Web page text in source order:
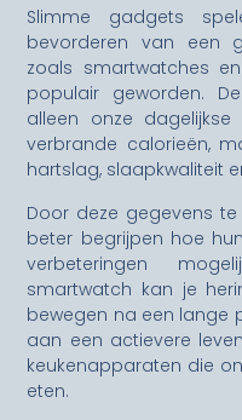
Slimme gadgets
bevorderen van een
zoals smartwatches
populair geworden.
alleen onze
verbrande calorieën,
hartslag, slaapkwaliteit
Door deze gegevens te
beter begrijpen hoe
verbeteringen
smartwatch kan je
bewegen na een lange
aan een actievere
keukenapparaten die
eten.